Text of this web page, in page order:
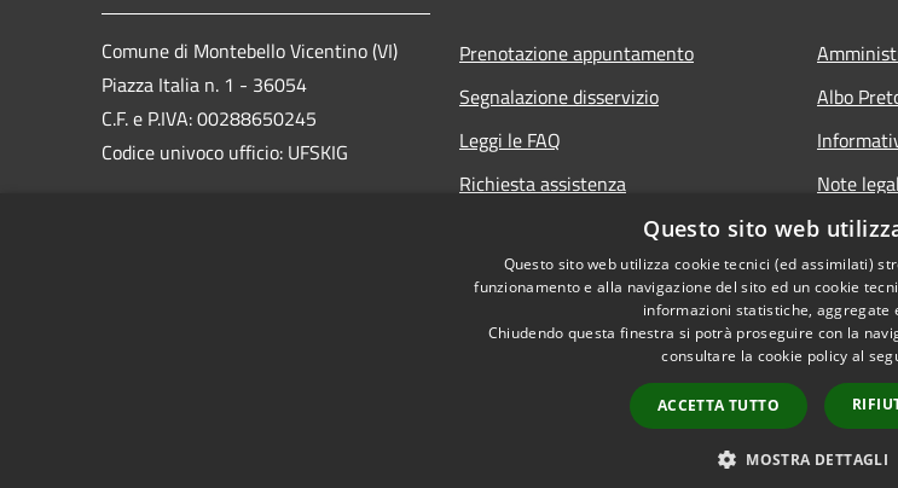
Comune di Montebello Vicentino (VI)
Piazza Italia n. 1 - 36054
C.F. e P.IVA: 00288650245
Codice univoco ufficio: UFSKIG
Prenotazione appuntamento
Segnalazione disservizio
Leggi le FAQ
Richiesta assistenza
Albo
Note
Questo sito web
Questo sito web utilizza cookie tecnici (ed assimilati)
funzionamento e alla navigazione del sito ed un cookie
informazioni statistiche, aggregate
Chiudendo questa finestra si potrà proseguire con la
consultare la cookie policy al
ACCETTA TUTTO
MOSTRA DETTAGLI